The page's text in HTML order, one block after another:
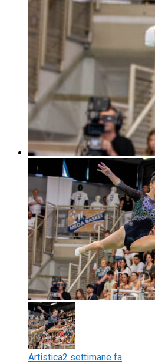
Artistica2 settimane fa